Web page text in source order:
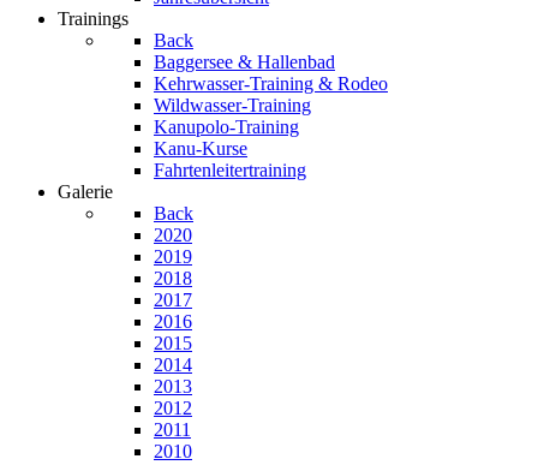
Trainings
Back
Baggersee & Hallenbad
Kehrwasser-Training & Rodeo
Wildwasser-Training
Kanupolo-Training
Kanu-Kurse
Fahrtenleitertraining
Galerie
Back
2020
2019
2018
2017
2016
2015
2014
2013
2012
2011
2010